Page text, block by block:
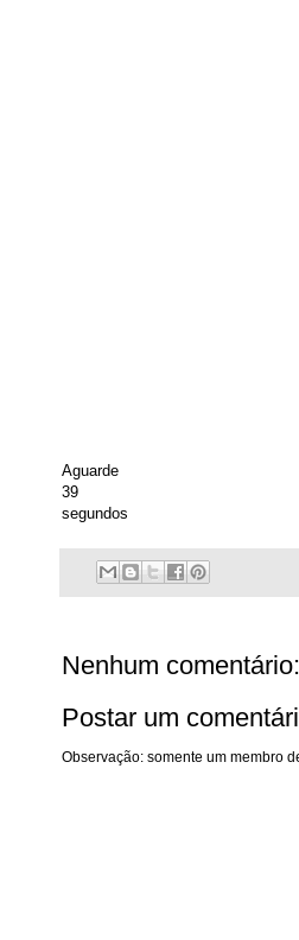
Aguarde
39
segundos
Nenhum comentário:
Postar um
Observação: somente um membro